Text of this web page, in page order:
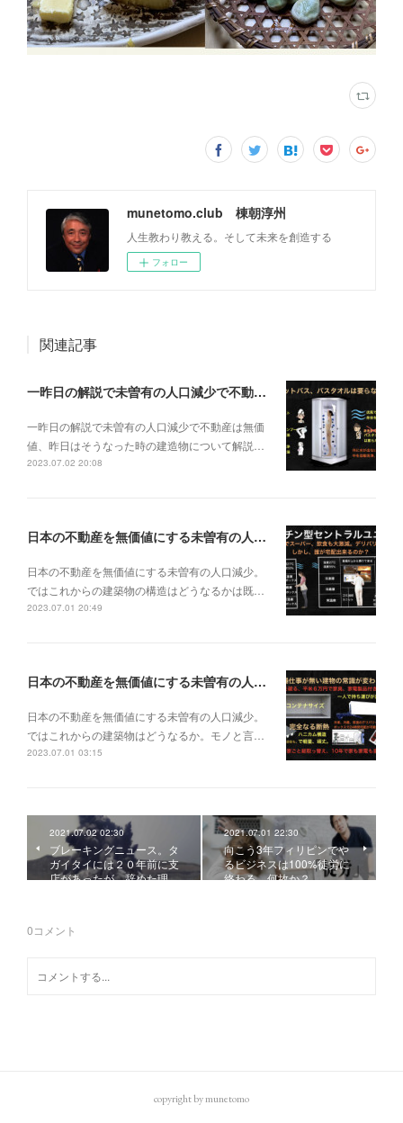
munetomo.club 棟朝淳州
人生教わり教える。そして未来を創造する
フォロー
関連記事
一昨日の解説で未曽有の人口減少で不動産は無価値、昨日はそうなった時の建造物について解説、今日からはその設備について解説をして行く。
一昨日の解説で未曽有の人口減少で不動産は無価
値、昨日はそうなった時の建造物について解説…
2023.07.02 20:08
日本の不動産を無価値にする未曽有の人口減少。ではこれからの建築物の構造はどうなるかは既に解説した。今はその内部の内容。その1
日本の不動産を無価値にする未曽有の人口減少。
ではこれからの建築物の構造はどうなるかは既…
2023.07.01 20:49
日本の不動産を無価値にする未曽有の人口減少。ではこれからの建築物はどうなるか。
日本の不動産を無価値にする未曽有の人口減少。
ではこれからの建築物はどうなるか。モノと言…
2023.07.01 03:15
2021.07.02 02:30
ブレーキングニュース。タ
ガイタイには２０年前に支
店があったが、辞めた理…
2021.07.01 22:30
向こう3年フィリピンでや
るビジネスは100%徒労に
終わる。何故か？
0コメント
copyright by munetomo